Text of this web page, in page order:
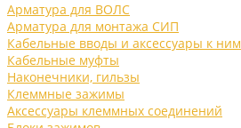
Арматура для ВОЛС
Арматура для монтажа СИП
Кабельные вводы и аксессуары к ним
Кабельные муфты
Наконечники, гильзы
Клеммные зажимы
Аксессуары клеммных соединений